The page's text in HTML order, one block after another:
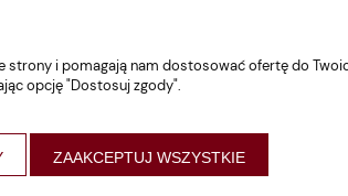
strony i pomagają nam dostosować ofertę do
opcję "Dostosuj zgody".
ZAAKCEPTUJ WSZYSTKIE